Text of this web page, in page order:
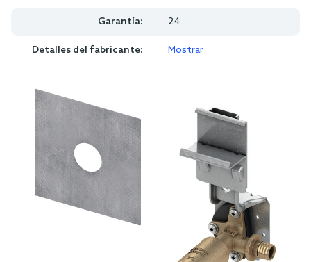
Garantía: 24
Detalles del fabricante: Mostrar